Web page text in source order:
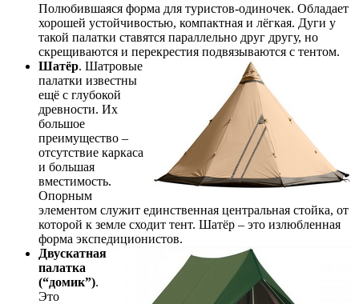
Полюбившаяся форма для туристов-одиночек. Обладает
хорошей устойчивостью, компактная и лёгкая. Дуги у
такой палатки ставятся параллельно друг другу, но
скрещиваются и перекрестия подвязываются с тентом.
Шатёр. Шатровые
палатки известны
ещё с глубокой
древности. Их
большое
преимущество –
отсутствие каркаса
и большая
вместимость.
Опорным
элементом служит единственная центральная стойка, от
которой к земле сходит тент. Шатёр – это излюбленная
форма экспедиционистов.
Двускатная
палатка
(“домик”).
Это